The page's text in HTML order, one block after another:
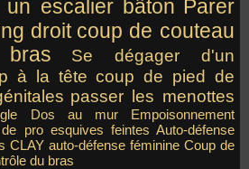
un escalier bâton Parer
droit coup de couteau
Se dégager d'un
à la tête coup de pied de
passer les menottes
Dos au mur
Empoisonnement
pro esquives feintes Auto-défense
CLAY auto-défense féminine Coup de
du bras